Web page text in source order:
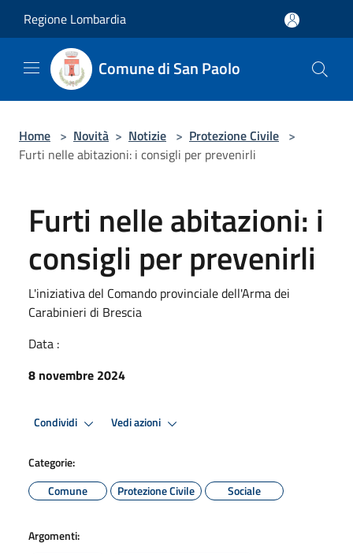
Regione Lombardia
Comune di San Paolo
Home > Novità > Notizie > Protezione Civile >
Furti nelle abitazioni: i consigli per prevenirli
Furti nelle abitazioni: i
consigli per prevenirli
L'iniziativa del Comando provinciale dell'Arma dei
Carabinieri di Brescia
Data :
8 novembre 2024
Condividi Vedi azioni
Categorie:
Comune
Protezione Civile Sociale
Argomenti: